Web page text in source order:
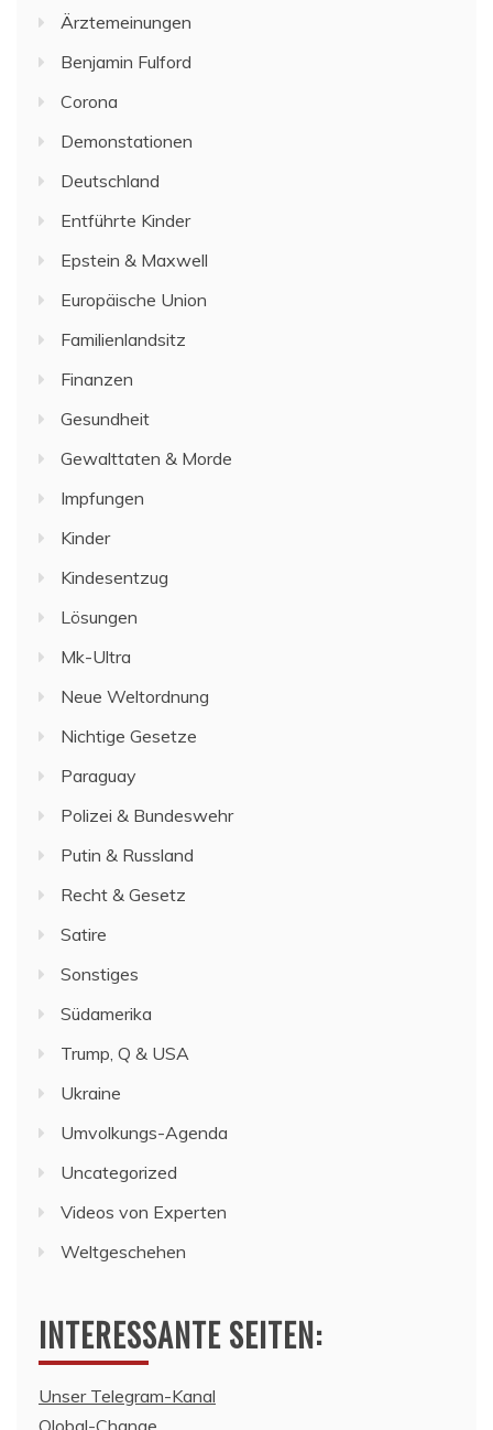
Ärztemeinungen
Benjamin Fulford
Corona
Demonstationen
Deutschland
Entführte Kinder
Epstein & Maxwell
Europäische Union
Familienlandsitz
Finanzen
Gesundheit
Gewalttaten & Morde
Impfungen
Kinder
Kindesentzug
Lösungen
Mk-Ultra
Neue Weltordnung
Nichtige Gesetze
Paraguay
Polizei & Bundeswehr
Putin & Russland
Recht & Gesetz
Satire
Sonstiges
Südamerika
Trump, Q & USA
Ukraine
Umvolkungs-Agenda
Uncategorized
Videos von Experten
Weltgeschehen
INTERESSANTE SEITEN:
Unser Telegram-Kanal